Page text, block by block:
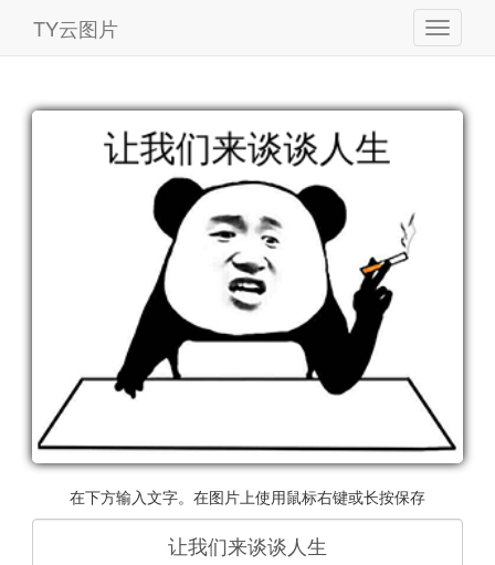
TY云图片
在下方输入文字。在图片上使用鼠标右键或长按保存